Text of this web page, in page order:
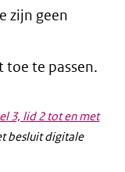
zijn geen
te passen.
3, lid 2 tot en met
besluit digitale